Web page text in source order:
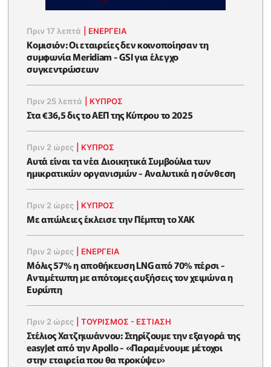
Πριν 17 λεπτά ΕΝΈΡΓΕΙΑ
Κομισιόν: Οι εταιρείες δεν κοινοποίησαν τη
συμφωνία Meridiam - GSI για έλεγχο
συγκεντρώσεων
Πριν 25 λεπτά ΚΥΠΡΟΣ
Στα €36,5 δις το ΑΕΠ της Κύπρου το 2025
Πριν 2 ώρες ΚΥΠΡΟΣ
Αυτά είναι τα νέα Διοικητικά Συμβούλια των
ημικρατικών οργανισμών - Αναλυτικά η σύνθεση
Πριν 2 ώρες ΚΥΠΡΟΣ
Με απώλειες έκλεισε την Πέμπτη το ΧΑΚ
Πριν 2 ώρες ΕΝΈΡΓΕΙΑ
Μόλις 57% η αποθήκευση LNG από 70% πέρσι -
Αντιμέτωπη με απότομες αυξήσεις τον χειμώνα η
Ευρώπη
Πριν 2 ώρες |ΤΟΥΡΙΣΜΟΣ - ΕΣΤΙΑΣΗ
Στέλιος Χατζηιωάννου: Στηρίζουμε την εξαγορά της
easyJet από την Apollo - «Παραμένουμε μέτοχοι
στην εταιρεία που θα προκύψει»